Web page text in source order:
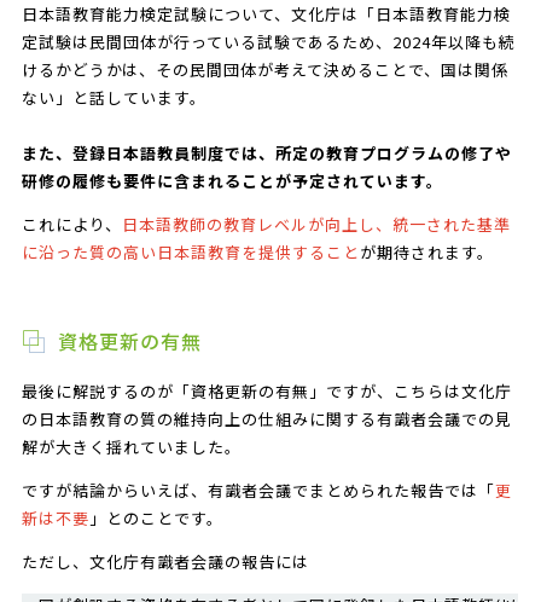
日本語教育能力検定試験について、文化庁は「日本語教育能力検
定試験は民間団体が行っている試験であるため、2024年以降も続
けるかどうかは、その民間団体が考えて決めることで、国は関係
ない」と話しています。
また、登録日本語教員制度では、所定の教育プログラムの修了や
研修の履修も要件に含まれることが予定されています。
これにより、
日本語教師の教育レベルが向上し、統一された基準
に沿った質の高い日本語教育を提供すること が期待されます。
資格更新の有無
最後に解説するのが「資格更新の有無」ですが、こちらは文化庁
の日本語教育の質の維持向上の仕組みに関する有識者会議での見
解が大きく揺れていました。
ですが結論からいえば、有識者会議でまとめられた報告では「更
新は不要 」とのことです。
ただし、文化庁有識者会議の報告には